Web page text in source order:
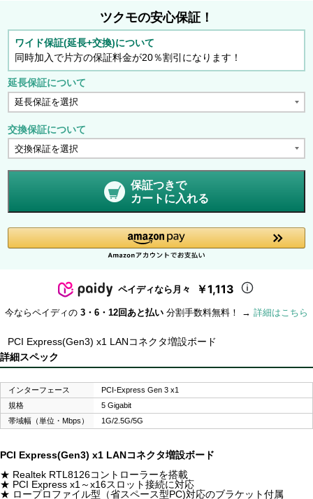
ツクモの安心保証！
ワイド保証(延長+交換)について
同時加入で片方の保証料金が20％割引になります！
延長保証について
交換保証について
保証つきで
カートに入れる
ペイディなら月々 ￥1,113
今ならペイディの 3・6・12回あと払い 分割手数料無料！ → 詳細はこちら
PCI Express(Gen3) x1 LANコネクタ増設ボード
詳細スペック
インターフェース
PCI-Express Gen 3 x1
規格
5 Gigabit
帯域幅（単位・Mbps）
1G/2.5G/5G
PCI Express(Gen3) x1 LANコネクタ増設ボード
★ Realtek RTL8126コントローラーを搭載
★ PCI Express x1～x16スロット接続に対応
★ ロープロファイル型（省スペース型PC)対応のブラケット付属